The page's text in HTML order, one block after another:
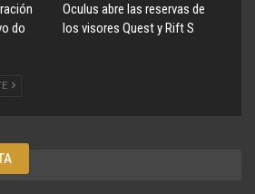
do
Oculus abre las reservas de
los visores Quest y Rift S